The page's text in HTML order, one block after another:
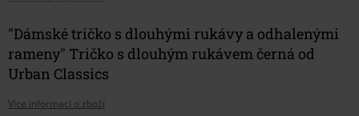
"Dámské tričko s dlouhými rukávy a odhalenými
rameny" Tričko s dlouhým rukávem černá od
Urban Classics
Více informací o zboží